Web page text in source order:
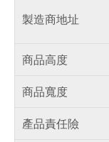
製造商地址
商品高度
商品寬度
產品責任險